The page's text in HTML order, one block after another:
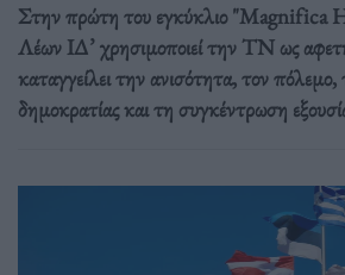
Στην πρώτη του εγκύκλιο "Magnifica
Λέων ΙΔ’ χρησιμοποιεί την ΤΝ ως
καταγγείλει την ανισότητα, τον
δημοκρατίας και τη συγκέντρωση